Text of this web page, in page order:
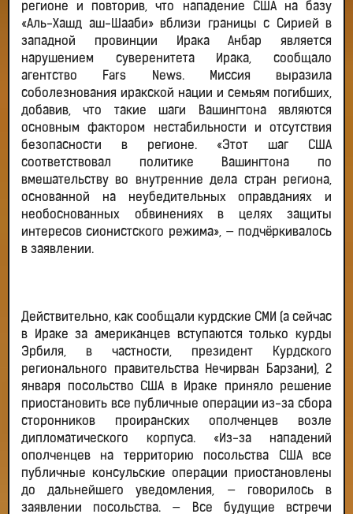
регионе и повторив, что нападение США на базу
«Аль-Хашд аш-Шааби» вблизи границы с Сирией в
западной провинции Ирака Анбар является
нарушением суверенитета Ирака, сообщало
агентство Fars News. Миссия выразила
соболезнования иракской нации и семьям погибших,
добавив, что такие шаги Вашингтона являются
основным фактором нестабильности и отсутствия
безопасности в регионе. «Этот шаг США
соответствовал политике Вашингтона по
вмешательству во внутренние дела стран региона,
основанной на неубедительных оправданиях и
необоснованных обвинениях в целях защиты
интересов сионистского режима», — подчёркивалось
в заявлении.
Действительно, как сообщали курдские СМИ (а сейчас
в Ираке за американцев вступаются только курды
Эрбиля, в частности, президент Курдского
регионального правительства Нечирван Барзани), 2
января посольство США в Ираке приняло решение
приостановить все публичные операции из-за сбора
сторонников проиранских ополченцев возле
дипломатического корпуса. «Из-за нападений
ополченцев на территорию посольства США все
публичные консульские операции приостановлены
до дальнейшего уведомления, — говорилось в
заявлении посольства. — Все будущие встречи